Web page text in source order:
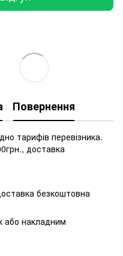
Повернення
тарифів перевізника.
доставка
безкоштовна
або накладним